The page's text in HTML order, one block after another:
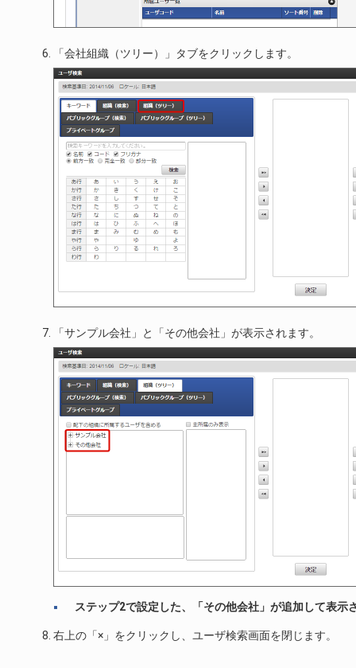
「会社組織（ツリー）」タブをクリックします。
「サンプル会社」と「その他会社」が表示されます。
ステップ2で設定した、「その他会社」が追加して表示
右上の「×」をクリックし、ユーザ検索画面を閉じます。